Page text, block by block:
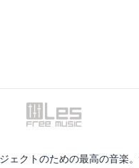
ェクトのための最高の音楽